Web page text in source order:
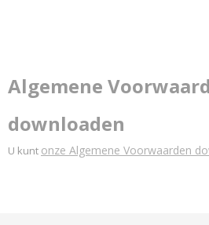
Algemene
downloaden
U kunt onze Algemene Voorwaarden